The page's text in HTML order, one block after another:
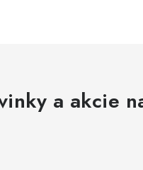
a akcie